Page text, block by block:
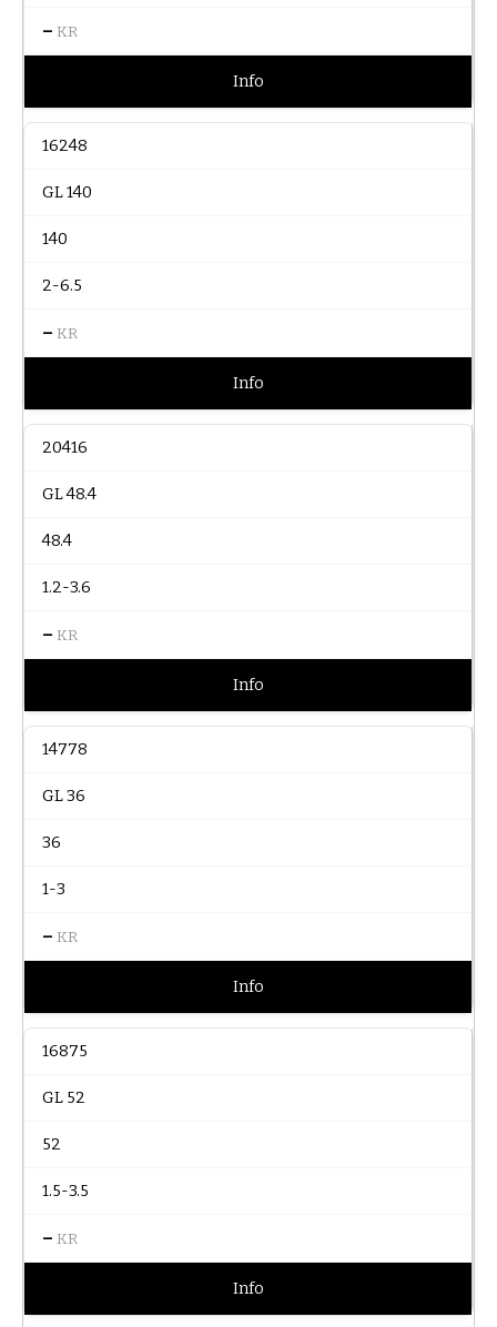
– KR
Info
16248
GL 140
140
2-6.5
– KR
Info
20416
GL 48.4
48.4
1.2-3.6
– KR
Info
14778
GL 36
36
1-3
– KR
Info
16875
GL 52
52
1.5-3.5
– KR
Info